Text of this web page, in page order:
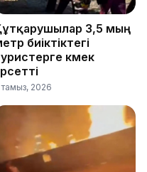
3,5 мың
биіктіктегі
көмек
тамыз, 2026